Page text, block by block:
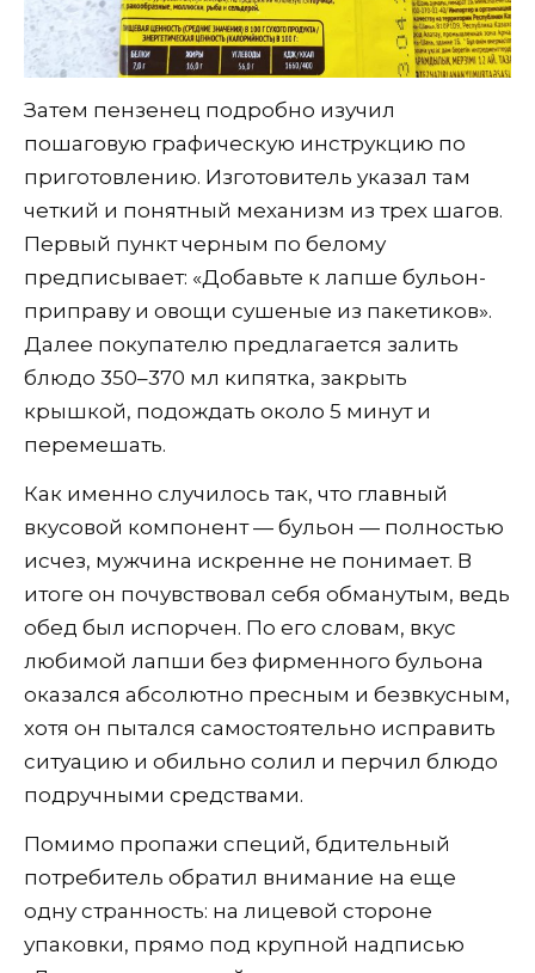
Затем пензенец подробно изучил
пошаговую графическую инструкцию по
приготовлению. Изготовитель указал там
четкий и понятный механизм из трех шагов.
Первый пункт черным по белому
предписывает: «Добавьте к лапше бульон-
приправу и овощи сушеные из пакетиков».
Далее покупателю предлагается залить
блюдо 350–370 мл кипятка, закрыть
крышкой, подождать около 5 минут и
перемешать.
Как именно случилось так, что главный
вкусовой компонент — бульон — полностью
исчез, мужчина искренне не понимает. В
итоге он почувствовал себя обманутым, ведь
обед был испорчен. По его словам, вкус
любимой лапши без фирменного бульона
оказался абсолютно пресным и безвкусным,
хотя он пытался самостоятельно исправить
ситуацию и обильно солил и перчил блюдо
подручными средствами.
Помимо пропажи специй, бдительный
потребитель обратил внимание на еще
одну странность: на лицевой стороне
упаковки, прямо под крупной надписью